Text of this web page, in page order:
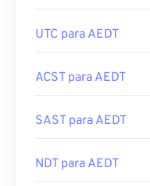
UTC para AEDT
ACST para AEDT
SAST para AEDT
NDT para AEDT